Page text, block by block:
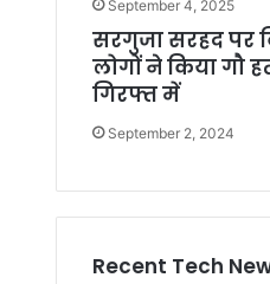
September 4, 2025
सरगुजा सरहद पर
लोगों ने किया गौ
गिरफ्त में
September 2, 2024
Recent Tech